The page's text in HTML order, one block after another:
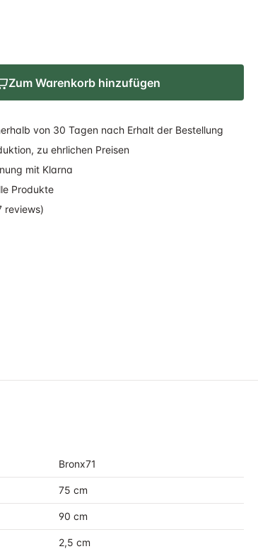
Zum Warenkorb hinzufügen
von 30 Tagen nach Erhalt der Bestellung
zu ehrlichen Preisen
mit Klarna
Produkte
reviews)
Bronx71
75 cm
90 cm
2,5 cm